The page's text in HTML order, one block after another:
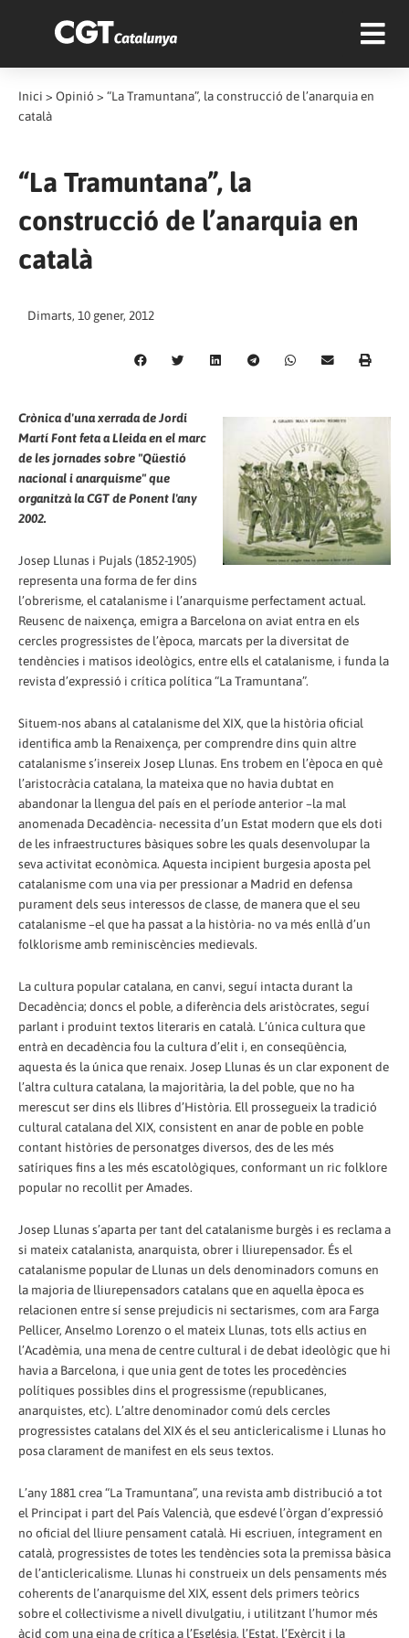
Inici > Opinió > “La Tramuntana”, la construcció de l’anarquia en
català
“La Tramuntana”, la
construcció de l’anarquia en
català
Dimarts, 10 gener, 2012
Crònica d'una xerrada de Jordi
Martí Font feta a Lleida en el marc
de les jornades sobre "Qüestió
nacional i anarquisme" que
organitzà la CGT de Ponent l'any
2002.
Josep Llunas i Pujals (1852-1905)
representa una forma de fer dins
l’obrerisme, el catalanisme i l’anarquisme perfectament actual.
Reusenc de naixença, emigra a Barcelona on aviat entra en els
cercles progressistes de l’època, marcats per la diversitat de
tendències i matisos ideològics, entre ells el catalanisme, i funda la
revista d’expressió i crítica política “La Tramuntana”.
Situem-nos abans al catalanisme del XIX, que la història oficial
identifica amb la Renaixença, per comprendre dins quin altre
catalanisme s’insereix Josep Llunas. Ens trobem en l’època en què
l’aristocràcia catalana, la mateixa que no havia dubtat en
abandonar la llengua del país en el període anterior –la mal
anomenada Decadència- necessita d’un Estat modern que els doti
de les infraestructures bàsiques sobre les quals desenvolupar la
seva activitat econòmica. Aquesta incipient burgesia aposta pel
catalanisme com una via per pressionar a Madrid en defensa
purament dels seus interessos de classe, de manera que el seu
catalanisme –el que ha passat a la història- no va més enllà d’un
folklorisme amb reminiscències medievals.
La cultura popular catalana, en canvi, seguí intacta durant la
Decadència; doncs el poble, a diferència dels aristòcrates, seguí
parlant i produint textos literaris en català. L’única cultura que
entrà en decadència fou la cultura d’elit i, en conseqüència,
aquesta és la única que renaix. Josep Llunas és un clar exponent de
l’altra cultura catalana, la majoritària, la del poble, que no ha
merescut ser dins els llibres d’Història. Ell prossegueix la tradició
cultural catalana del XIX, consistent en anar de poble en poble
contant històries de personatges diversos, des de les més
satíriques fins a les més escatològiques, conformant un ric folklore
popular no recollit per Amades.
Josep Llunas s’aparta per tant del catalanisme burgès i es reclama a
si mateix catalanista, anarquista, obrer i lliurepensador. És el
catalanisme popular de Llunas un dels denominadors comuns en
la majoria de lliurepensadors catalans que en aquella època es
relacionen entre sí sense prejudicis ni sectarismes, com ara Farga
Pellicer, Anselmo Lorenzo o el mateix Llunas, tots ells actius en
l’Acadèmia, una mena de centre cultural i de debat ideològic que hi
havia a Barcelona, i que unia gent de totes les procedències
polítiques possibles dins el progressisme (republicanes,
anarquistes, etc). L’altre denominador comú dels cercles
progressistes catalans del XIX és el seu anticlericalisme i Llunas ho
posa clarament de manifest en els seus textos.
L’any 1881 crea “La Tramuntana”, una revista amb distribució a tot
el Principat i part del País Valencià, que esdevé l’òrgan d’expressió
no oficial del lliure pensament català. Hi escriuen, íntegrament en
català, progressistes de totes les tendències sota la premissa bàsica
de l’anticlericalisme. Llunas hi construeix un dels pensaments més
coherents de l’anarquisme del XIX, essent dels primers teòrics
sobre el col·lectivisme a nivell divulgatiu, i utilitzant l’humor més
àcid com una eina de crítica a l’Església, l’Estat, l’Exèrcit i la